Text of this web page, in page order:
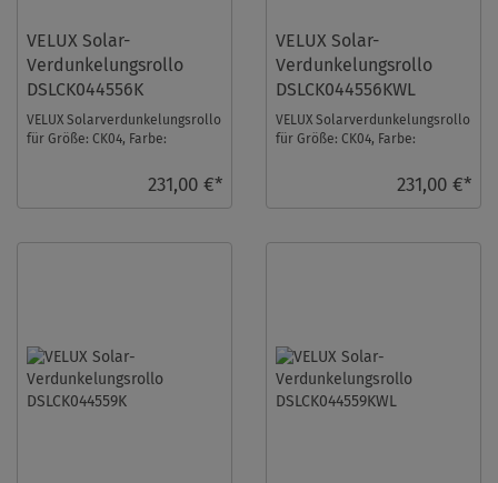
VELUX Solar-
Verdunkelungsrollo
DSLCK044556K
VELUX Solarverdunkelungsrollo
für Größe: CK04, Farbe:
homecontrol komp ...231,00 €*
VELUX Solar-
Verdunkelungsrollo
DSLCK044556KWL
VELUX Solarverdunkelungsrollo
für Größe: CK04, Farbe:
231,00 €*